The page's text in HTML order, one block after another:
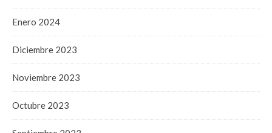
Enero 2024
Diciembre 2023
Noviembre 2023
Octubre 2023